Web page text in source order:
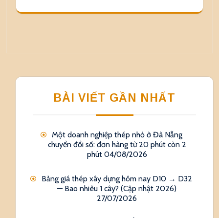
BÀI VIẾT GẦN NHẤT
Một doanh nghiệp thép nhỏ ở Đà Nẵng
chuyển đổi số: đơn hàng từ 20 phút còn 2
phút 04/08/2026
Bảng giá thép xây dựng hôm nay D10 → D32
— Bao nhiêu 1 cây? (Cập nhật 2026)
27/07/2026